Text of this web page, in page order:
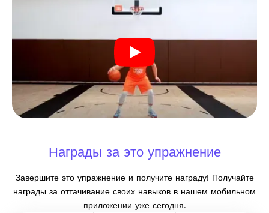
Награды за это упражнение
Завершите это упражнение и получите награду! Получайте
награды за оттачивание своих навыков в нашем мобильном
приложении уже сегодня.